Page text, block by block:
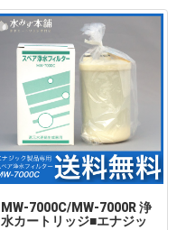
MW-7000C/MW-7000R 浄
水カートリッジ■エナジッ